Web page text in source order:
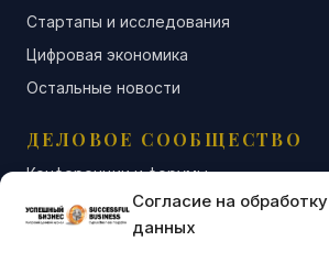
Согласие на обработку
данных
Стартапы и исследования
Цифровая экономика
Остальные новости
ДЕЛОВОЕ СООБЩЕСТВО
Конференции и форумы
Бизнес-клубы и ассоциации
Остальные новости